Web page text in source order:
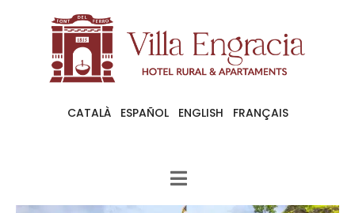
CATALÀ ESPAÑOL ENGLISH FRANÇAIS